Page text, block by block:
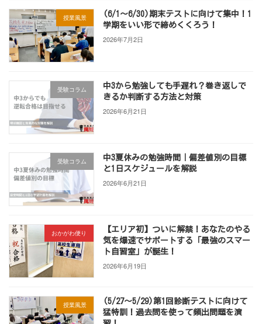
授業風景
(6/1～6/30)期末テストに向けて集中！1
学期をいい形で締めくくろう！
2026年7月2日
受験コラム
中3から勉強しても手遅れ？巻き返しで
きるか判断する方法と対策
2026年6月21日
受験コラム
中3夏休みの勉強時間｜偏差値別の目標
と1日スケジュールを解説
2026年6月21日
おかがわ便り
【エリア初】ついに解禁！あなたのやる
気を爆速でサポートする「最強のスマー
ト自習室」が誕生！
2026年6月19日
授業風景
(5/27～5/29)第1回診断テストに向けて
猛特訓！過去問を使って頻出問題を演